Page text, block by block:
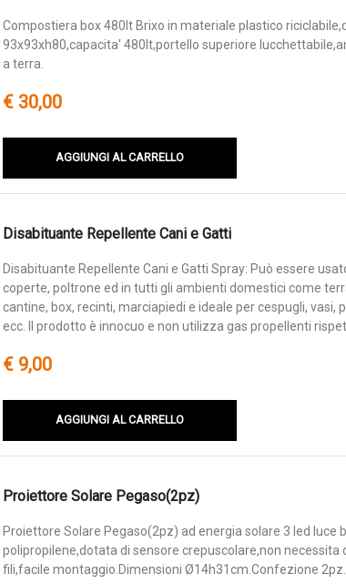
Compostiera box 480lt Brixo in materiale plastico
93x93xh80,capacita' 480lt,portello superiore
a terra.
€ 30,00
AGGIUNGI AL CARRELLO
Disabituante Repellente Cani e Gatti
Disabituante Repellente Cani e Gatti Spray: Può essere
coperte, poltrone ed in tutti gli ambienti domestici come
cantine, box, recinti, marciapiedi e ideale per cespugli, vasi,
ecc. Il prodotto è innocuo e non utilizza gas propellenti
€ 9,00
AGGIUNGI AL CARRELLO
Proiettore Solare Pegaso(2pz)
Proiettore Solare Pegaso(2pz) ad energia solare 3 led luce
polipropilene,dotata di sensore crepuscolare,non necessita
fili,facile montaggio.Dimensioni Ø14h31cm.Confezione 2pz.